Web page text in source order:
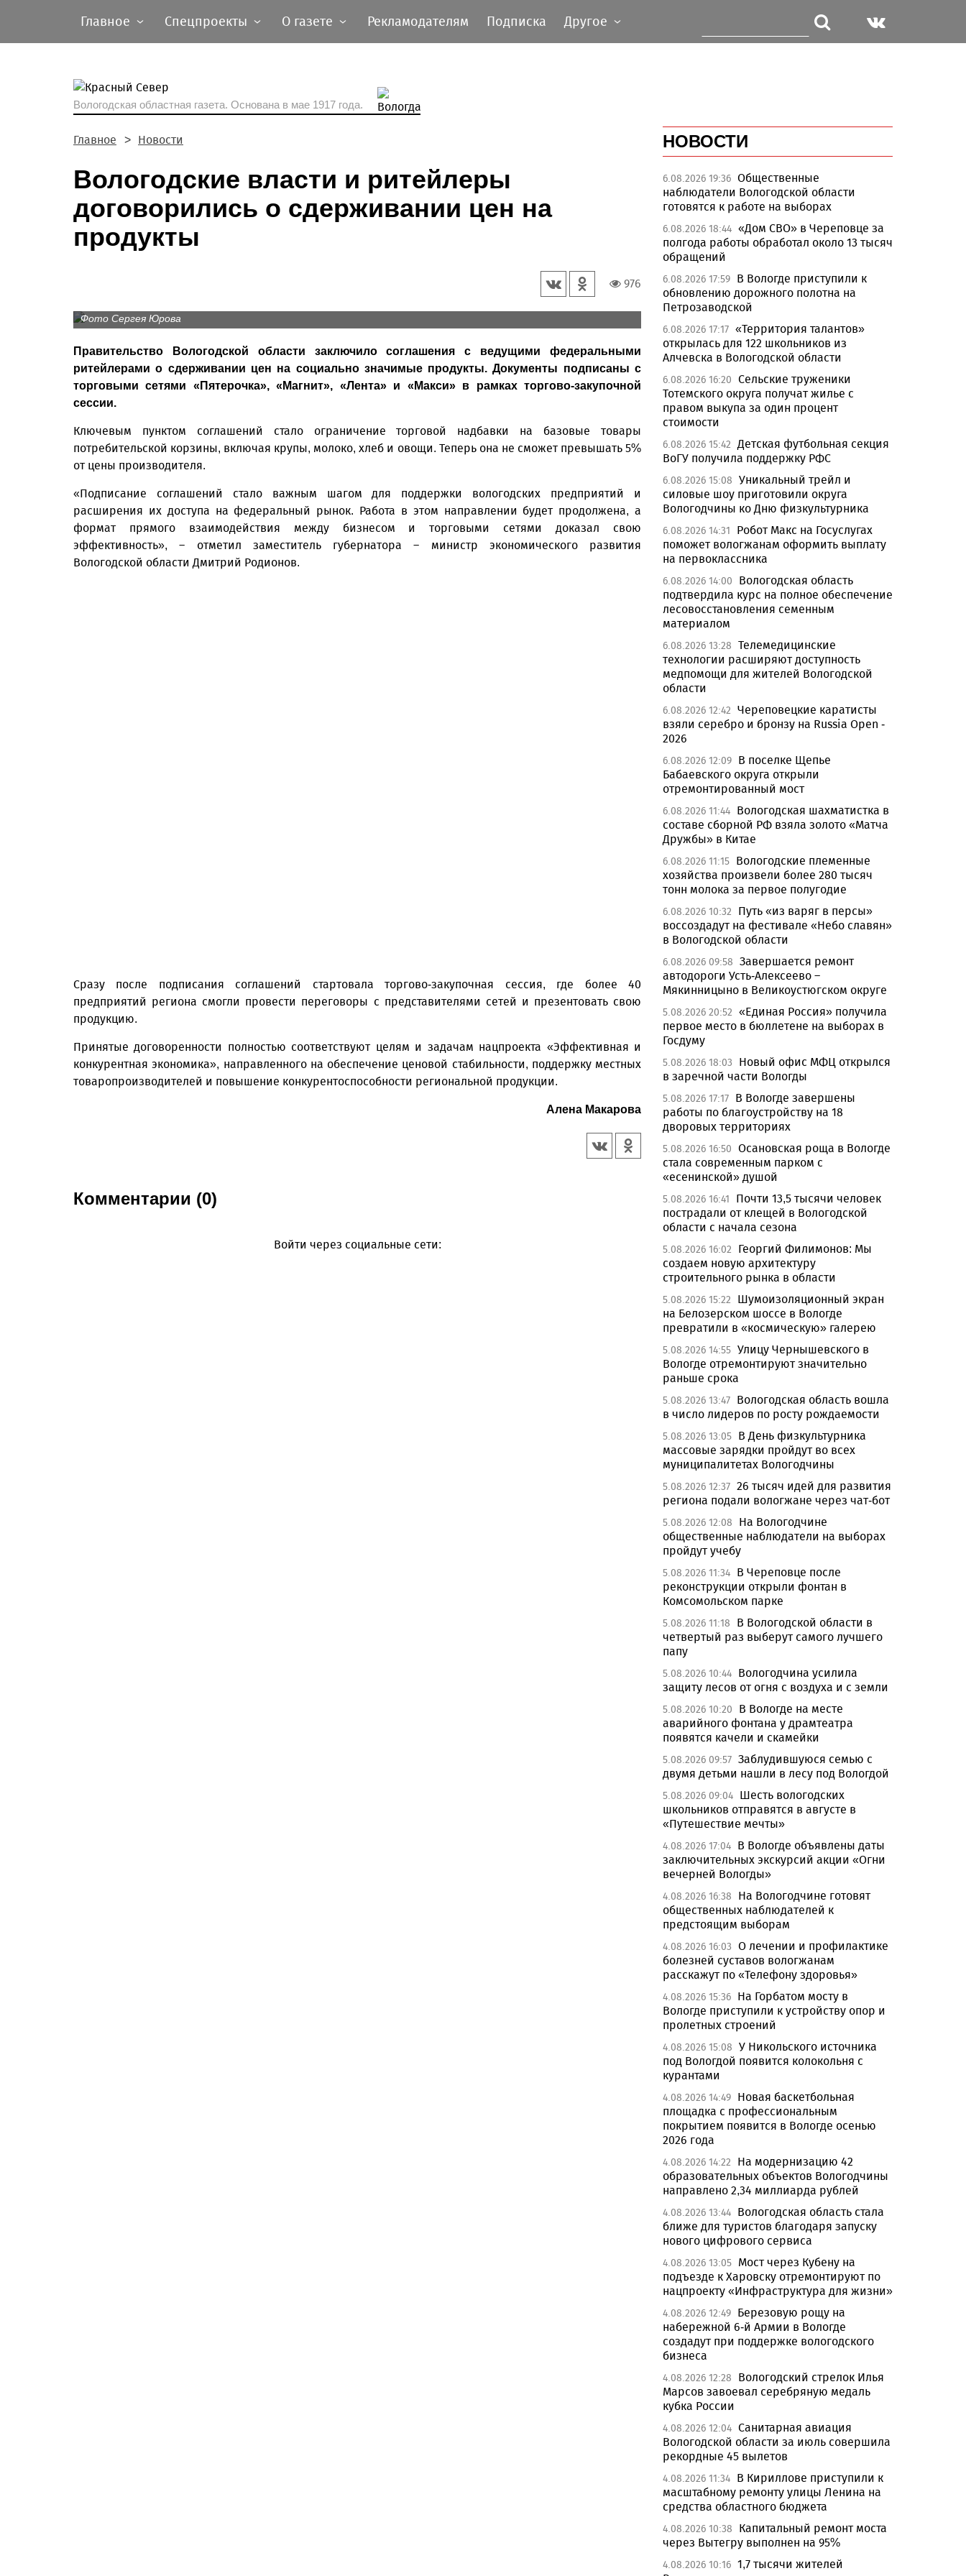
Главное Спецпроекты О газете Рекламодателям Подписка Другое
Вологодская областная газета. Основана в мае 1917 года.
Главное Новости
Вологодские власти и ритейлеры
договорились о сдерживании цен на
продукты
976
Фото Сергея Юрова
Правительство Вологодской области заключило соглашения с ведущими федеральными
ритейлерами о сдерживании цен на социально значимые продукты. Документы подписаны с
торговыми сетями «Пятерочка», «Магнит», «Лента» и «Макси» в рамках торгово-закупочной
сессии.
Ключевым пунктом соглашений стало ограничение торговой надбавки на базовые товары
потребительской корзины, включая крупы, молоко, хлеб и овощи. Теперь она не сможет превышать 5%
от цены производителя.
«Подписание соглашений стало важным шагом для поддержки вологодских предприятий и
расширения их доступа на федеральный рынок. Работа в этом направлении будет продолжена, а
формат прямого взаимодействия между бизнесом и торговыми сетями доказал свою
эффективность», – отметил заместитель губернатора – министр экономического развития
Вологодской области Дмитрий Родионов.
Сразу после подписания соглашений стартовала торгово-закупочная сессия, где более 40
предприятий региона смогли провести переговоры с представителями сетей и презентовать свою
продукцию.
Принятые договоренности полностью соответствуют целям и задачам нацпроекта «Эффективная и
конкурентная экономика», направленного на обеспечение ценовой стабильности, поддержку местных
товаропроизводителей и повышение конкурентоспособности региональной продукции.
Алена Макарова
Комментарии (0)
Войти через социальные сети:
НОВОСТИ
6.08.2026 19:36 Общественные
наблюдатели Вологодской области
готовятся к работе на выборах
6.08.2026 18:44 «Дом СВО» в Череповце за
полгода работы обработал около 13 тысяч
обращений
6.08.2026 17:59 В Вологде приступили к
обновлению дорожного полотна на
Петрозаводской
6.08.2026 17:17 «Территория талантов»
открылась для 122 школьников из
Алчевска в Вологодской области
6.08.2026 16:20 Сельские труженики
Тотемского округа получат жилье с
правом выкупа за один процент
стоимости
6.08.2026 15:42 Детская футбольная секция
ВоГУ получила поддержку РФС
6.08.2026 15:08 Уникальный трейл и
силовые шоу приготовили округа
Вологодчины ко Дню физкультурника
6.08.2026 14:31
Робот Макс на Госуслугах
поможет вологжанам оформить выплату
на первоклассника
6.08.2026 14:00
Вологодская область
подтвердила курс на полное обеспечение
лесовосстановления семенным
материалом
6.08.2026 13:28 Телемедицинские
технологии расширяют доступность
медпомощи для жителей Вологодской
области
6.08.2026 12:42 Череповецкие каратисты
взяли серебро и бронзу на Russia Open -
2026
6.08.2026 12:09 В поселке Щепье
Бабаевского округа открыли
отремонтированный мост
6.08.2026 11:44 Вологодская шахматистка в
составе сборной РФ взяла золото «Матча
Дружбы» в Китае
6.08.2026 11:15 Вологодские племенные
хозяйства произвели более 280 тысяч
тонн молока за первое полугодие
6.08.2026 10:32
Путь «из варяг в персы»
воссоздадут на фестивале «Небо славян»
в Вологодской области
6.08.2026 09:58 Завершается ремонт
автодороги Усть-Алексеево –
Мякинницыно в Великоустюгском округе
5.08.2026 20:52 «Единая Россия» получила
первое место в бюллетене на выборах в
Госдуму
5.08.2026 18:03
Новый офис МФЦ открылся
в заречной части Вологды
5.08.2026 17:17 В Вологде завершены
работы по благоустройству на 18
дворовых территориях
5.08.2026 16:50 Осановская роща в Вологде
стала современным парком с
«есенинской» душой
5.08.2026 16:41
Почти 13,5 тысячи человек
пострадали от клещей в Вологодской
области с начала сезона
5.08.2026 16:02
Георгий Филимонов: Мы
создаем новую архитектуру
строительного рынка в области
5.08.2026 15:22
Шумоизоляционный экран
на Белозерском шоссе в Вологде
превратили в «космическую» галерею
5.08.2026 14:55 Улицу Чернышевского в
Вологде отремонтируют значительно
раньше срока
5.08.2026 13:47 Вологодская область вошла
в число лидеров по росту рождаемости
5.08.2026 13:05 В День физкультурника
массовые зарядки пройдут во всех
муниципалитетах Вологодчины
5.08.2026 12:37 26 тысяч идей для развития
региона подали вологжане через чат-бот
5.08.2026 12:08
На Вологодчине
общественные наблюдатели на выборах
пройдут учебу
5.08.2026 11:34 В Череповце после
реконструкции открыли фонтан в
Комсомольском парке
5.08.2026 11:18
В Вологодской области в
четвертый раз выберут самого лучшего
папу
5.08.2026 10:44 Вологодчина усилила
защиту лесов от огня с воздуха и с земли
5.08.2026 10:20
В Вологде на месте
аварийного фонтана у драмтеатра
появятся качели и скамейки
5.08.2026 09:57 Заблудившуюся семью с
двумя детьми нашли в лесу под Вологдой
5.08.2026 09:04 Шесть вологодских
школьников отправятся в августе в
«Путешествие мечты»
4.08.2026 17:04 В Вологде объявлены даты
заключительных экскурсий акции «Огни
вечерней Вологды»
4.08.2026 16:38
На Вологодчине готовят
общественных наблюдателей к
предстоящим выборам
4.08.2026 16:03 О лечении и профилактике
болезней суставов вологжанам
расскажут по «Телефону здоровья»
4.08.2026 15:36 На Горбатом мосту в
Вологде приступили к устройству опор и
пролетных строений
4.08.2026 15:08 У Никольского источника
под Вологдой появится колокольня с
курантами
4.08.2026 14:49 Новая баскетбольная
площадка с профессиональным
покрытием появится в Вологде осенью
2026 года
4.08.2026 14:22
На модернизацию 42
образовательных объектов Вологодчины
направлено 2,34 миллиарда рублей
4.08.2026 13:44 Вологодская область стала
ближе для туристов благодаря запуску
нового цифрового сервиса
4.08.2026 13:05 Мост через Кубену на
подъезде к Харовску отремонтируют по
нацпроекту «Инфраструктура для жизни»
4.08.2026 12:49 Березовую рощу на
набережной 6-й Армии в Вологде
создадут при поддержке вологодского
бизнеса
4.08.2026 12:28
Вологодский стрелок Илья
Марсов завоевал серебряную медаль
кубка России
4.08.2026 12:04 Санитарная авиация
Вологодской области за июль совершила
рекордные 45 вылетов
4.08.2026 11:34 В Кириллове приступили к
масштабному ремонту улицы Ленина на
средства областного бюджета
4.08.2026 10:38
Капитальный ремонт моста
через Вытегру выполнен на 95%
4.08.2026 10:16 1,7 тысячи жителей